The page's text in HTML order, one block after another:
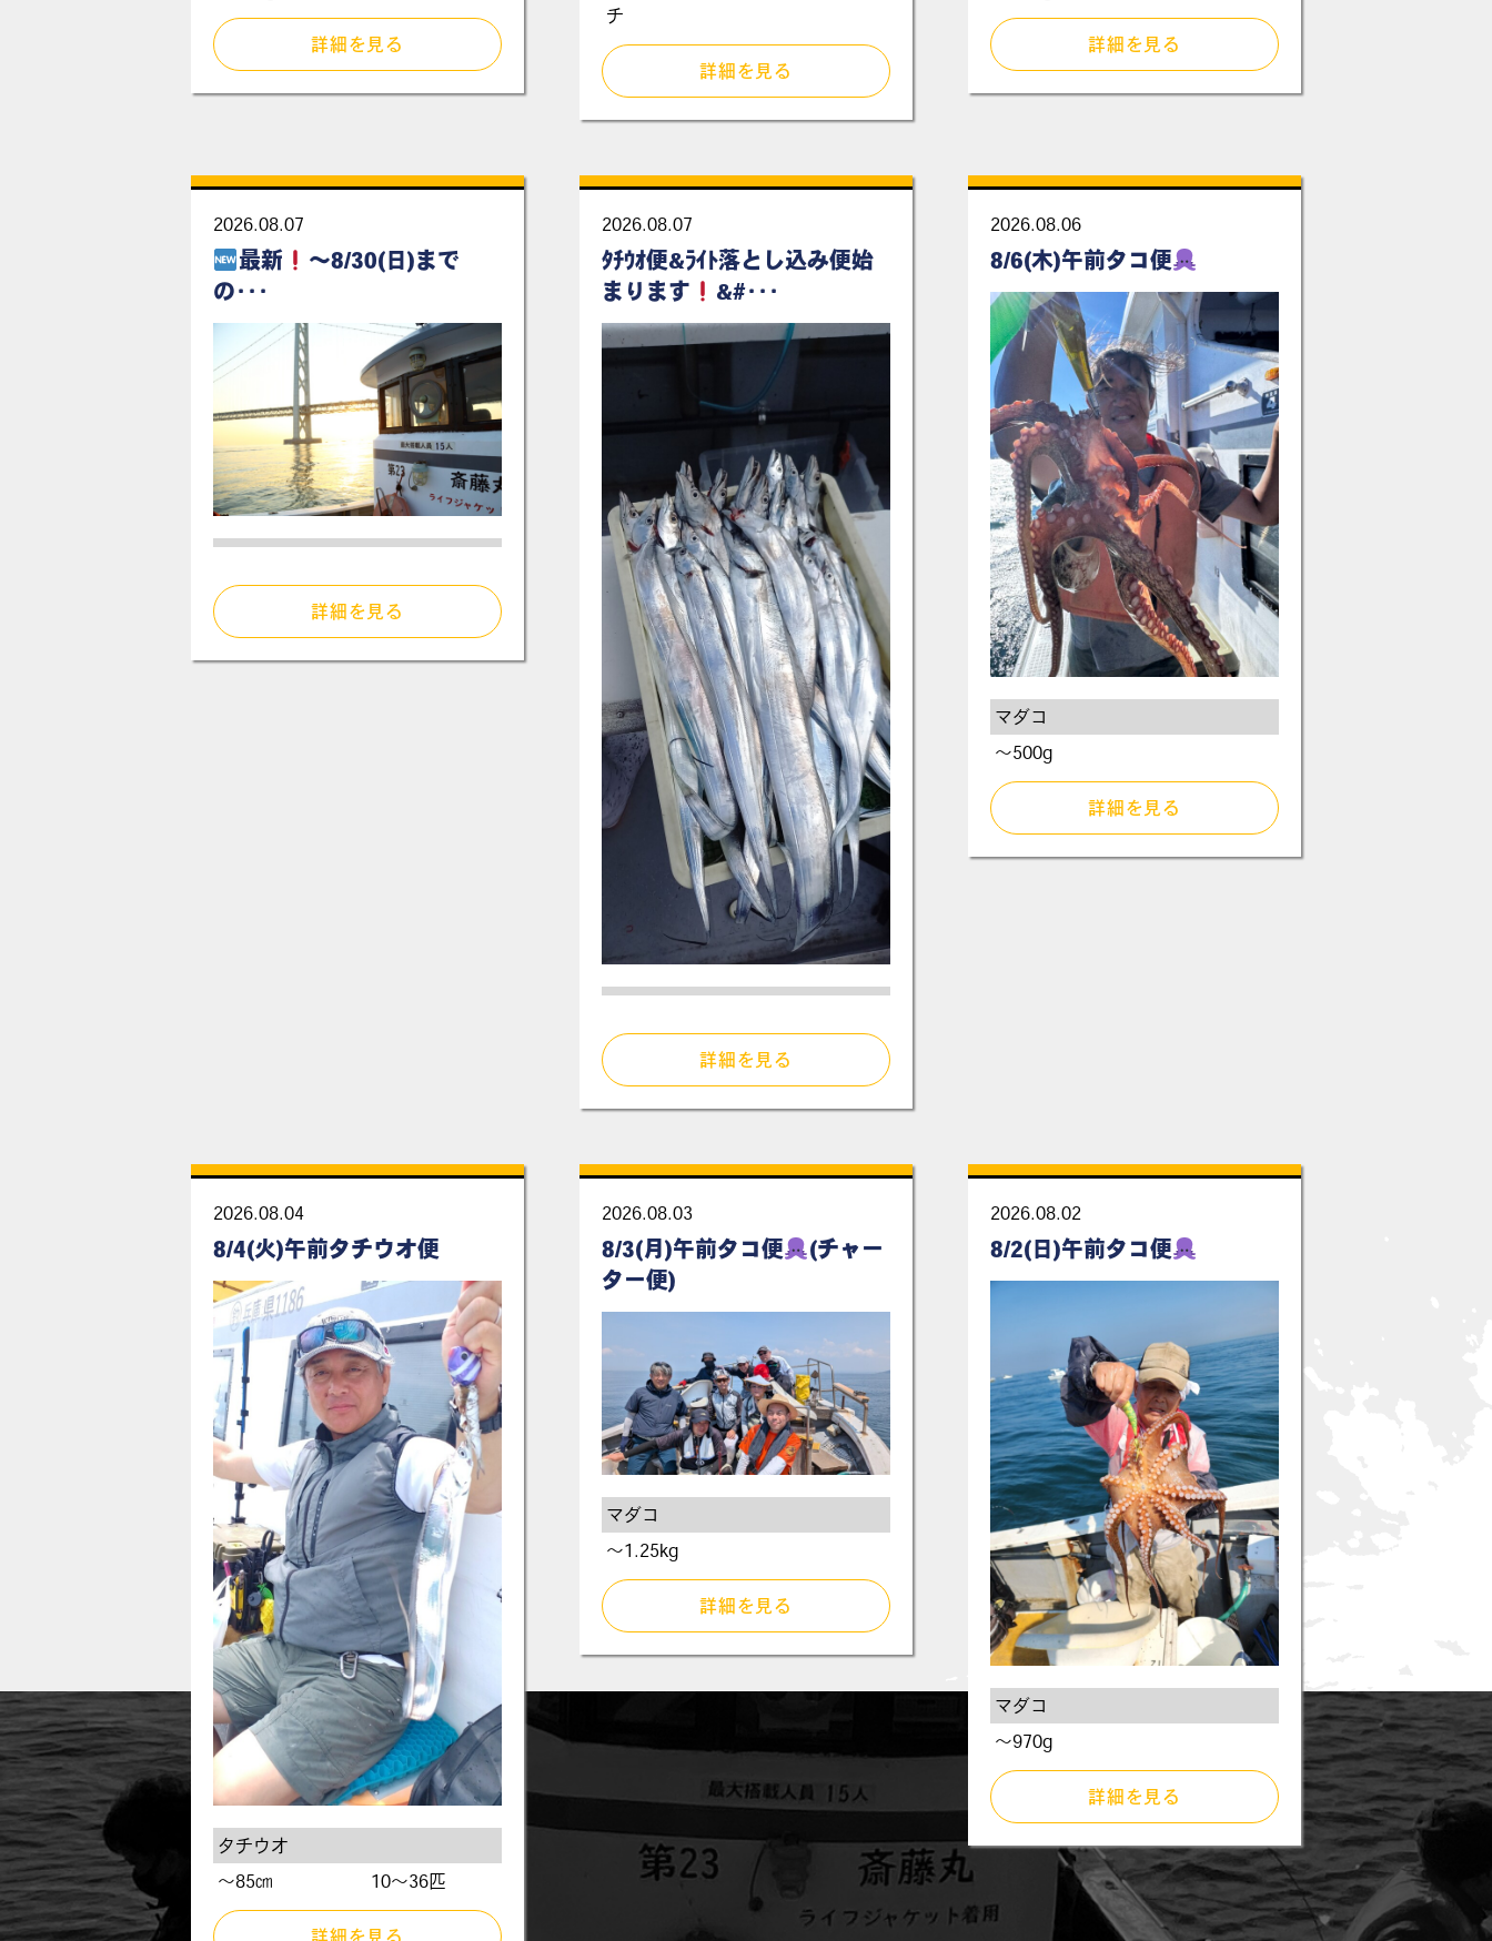
詳細を見る
チ
詳細を見る
詳細を見る
2026.08.07
最新
～8/30(日)まで
の･･･
詳細を見る
2026.08.07
ﾀﾁｳｵ便&ﾗｲﾄ落とし込み便始
まります
&#･･･
詳細を見る
2026.08.06
8/6(木)午前タコ便
マダコ
～500g
詳細を見る
2026.08.04
8/4(火)午前タチウオ便
タチウオ
〜85㎝
10～36匹
詳細を見る
2026.08.03
8/3(月)午前タコ便
(チャー
ター便)
マダコ
〜1.25kg
詳細を見る
2026.08.02
8/2(日)午前タコ便
マダコ
～970g
詳細を見る